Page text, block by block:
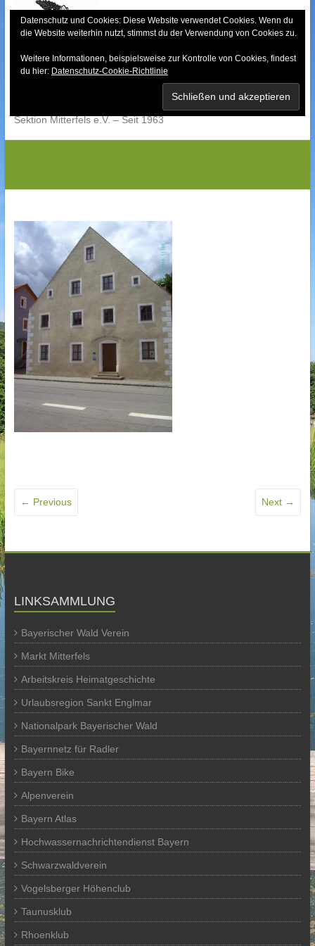
content
Bayerischer Wald-
Sektion Mitterfels e.V. – Seit 1963
← Previous Next →
LINKSAMMLUNG
Bayerischer Wald Verein
Markt Mitterfels
Arbeitskreis Heimatgeschichte
Urlaubsregion Sankt Englmar
Nationalpark Bayerischer Wald
Bayernnetz für Radler
Bayern Bike
Alpenverein
Bayern Atlas
Hochwassernachrichtendienst Bayern
Schwarzwaldverein
Vogelsberger Höhenclub
Taunusklub
Rhoenklub
Datenschutz und Cookies: Diese Website verwendet Cookies. Wenn du
die Website weiterhin nutzt, stimmst du der Verwendung von Cookies zu.
Weitere Informationen, beispielsweise zur Kontrolle von Cookies, findest
du hier: Datenschutz-Cookie-Richtlinie